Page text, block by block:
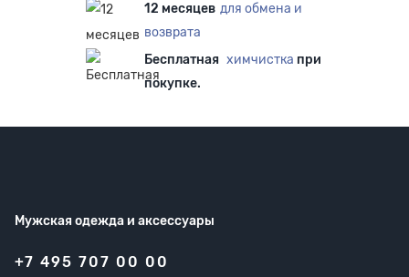
12 месяцев для обмена и
возврата
Бесплатная химчистка при
покупке.
Мужская одежда и аксессуары
+7 495 707 00 00